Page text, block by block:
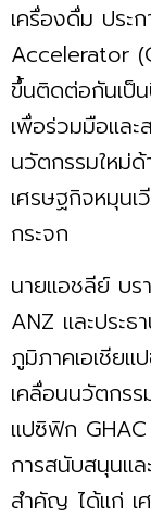
เครื่องดื่ม ประ
Accelerator
ขึ้นติดต่อกันเป็
เพื่อร่วมมือแล
นวัตกรรมใหม่
เศรษฐกิจหมุนเ
กระจก
นายแอชลีย์ บร
ANZ และประธ
ภูมิภาคเอเชียแ
เคลื่อนนวัตกร
แปซิฟิก
การสนับสนุนแ
สำคัญ ได้แก่ เ